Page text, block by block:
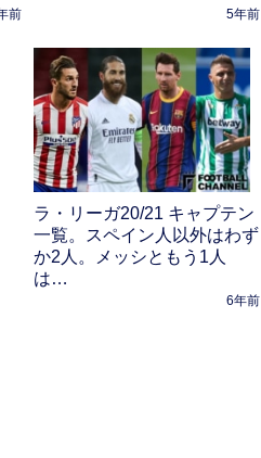
前 5年前
ラ・リーガ20/21 キャプテン
一覧。スペイン人以外はわず
か2人。メッシともう1人
は…
6年前